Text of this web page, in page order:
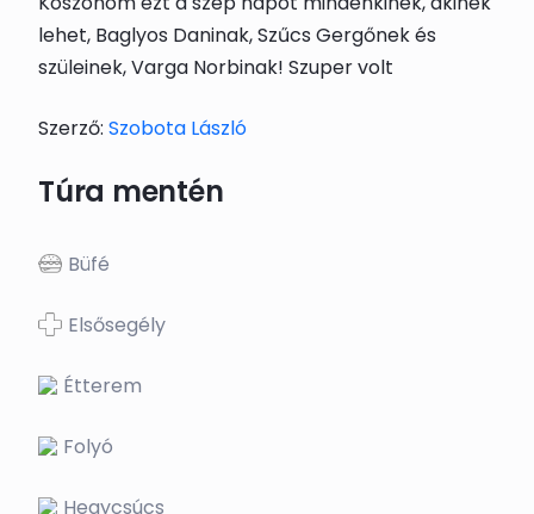
lehet, Baglyos Daninak, Szűcs Gergőnek és
szüleinek, Varga Norbinak! Szuper volt
Szerző: Szobota László
Túra mentén
Büfé
Elsősegély
Étterem
Folyó
Hegycsúcs